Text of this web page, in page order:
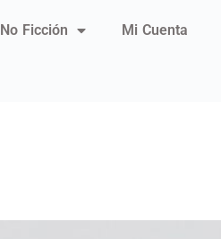
No Ficción Mi Cuenta